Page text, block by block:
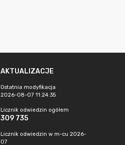
AKTUALIZACJE
Ostatnia modyfikacja
2026-08-07 11:24:35
Licznik odwiedzin ogółem
309 735
Licznik odwiedzin w m-cu 2026-
07